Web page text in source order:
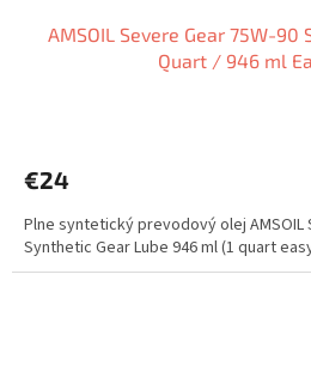
AMSOIL Severe Gear 75W-90
Quart / 946 ml
€24
Plne syntetický prevodový olej AMSOIL
Synthetic Gear Lube 946 ml (1 quart